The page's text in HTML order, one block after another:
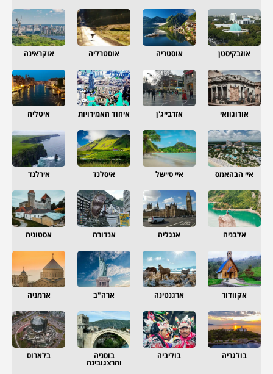
אוזבקיסטן אוסטריה אוסטרליה אוקראינה
אורוגוואי אזרבייג'ן איחוד האמירויות איטליה
איי הבהאמס איי סיישל איסלנד אירלנד
אלבניה אנגליה אנדורה אסטוניה
אקוודור ארגנטינה ארה"ב ארמניה
בולגריה בוליביה בוסניה
והרצגובינה
בלארוס